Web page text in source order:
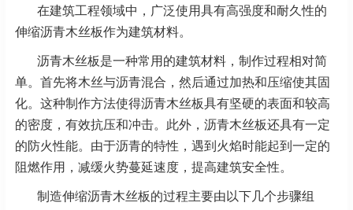
在建筑工程领域中，广泛使用具有高强度和耐久性的
伸缩沥青木丝板作为建筑材料。
沥青木丝板是一种常用的建筑材料，制作过程相对简
单。首先将木丝与沥青混合，然后通过加热和压缩使其固
化。这种制作方法使得沥青木丝板具有坚硬的表面和较高
的密度，有效抗压和冲击。此外，沥青木丝板还具有一定
的防火性能。由于沥青的特性，遇到火焰时能起到一定的
阻燃作用，减缓火势蔓延速度，提高建筑安全性。
制造伸缩沥青木丝板的过程主要由以下几个步骤组